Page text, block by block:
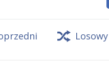
Losowy